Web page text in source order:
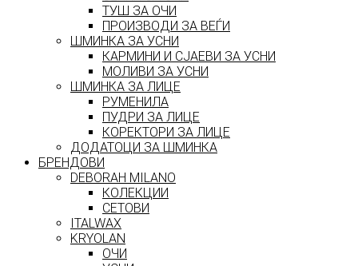
ТУШ ЗА ОЧИ
ПРОИЗВОДИ ЗА ВЕЃИ
ШМИНКА ЗА УСНИ
КАРМИНИ И СЈАЕВИ ЗА УСНИ
МОЛИВИ ЗА УСНИ
ШМИНКА ЗА ЛИЦЕ
РУМЕНИЛА
ПУДРИ ЗА ЛИЦЕ
КОРЕКТОРИ ЗА ЛИЦЕ
ДОДАТОЦИ ЗА ШМИНКА
БРЕНДОВИ
DEBORAH MILANO
КОЛЕКЦИИ
СЕТОВИ
ITALWAX
KRYOLAN
ОЧИ